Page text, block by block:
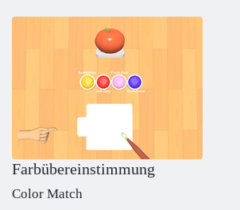
Farbübereinstimmung
Color Match